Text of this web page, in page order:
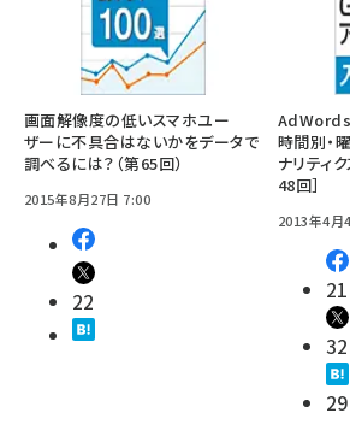
画面解像度の低いスマホユー
ザーに不具合はないかをデータで
調べるには？（第65回）
2015年8月27日 7:00
22
AdWords
時間別・
ナリティ
48回］
2013年4月
21
32
29